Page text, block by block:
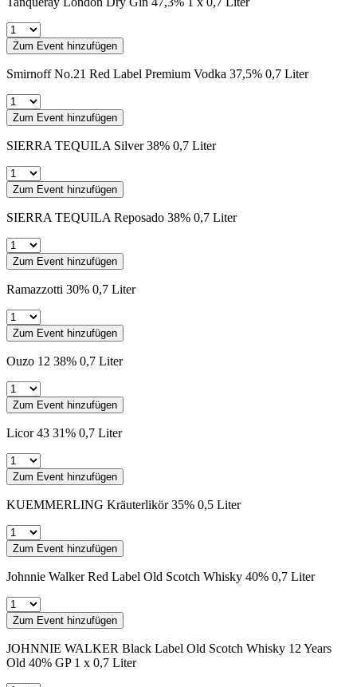
Zum Event hinzufügen
Smirnoff No.21 Red Label Premium Vodka 37,5% 0,7 Liter
Zum Event hinzufügen
SIERRA TEQUILA Silver 38% 0,7 Liter
Zum Event hinzufügen
SIERRA TEQUILA Reposado 38% 0,7 Liter
Zum Event hinzufügen
Ramazzotti 30% 0,7 Liter
Zum Event hinzufügen
Ouzo 12 38% 0,7 Liter
Zum Event hinzufügen
Licor 43 31% 0,7 Liter
Zum Event hinzufügen
KUEMMERLING Kräuterlikör 35% 0,5 Liter
Zum Event hinzufügen
Johnnie Walker Red Label Old Scotch Whisky 40% 0,7 Liter
Zum Event hinzufügen
JOHNNIE WALKER Black Label Old Scotch Whisky 12 Years
Old 40% GP 1 x 0,7 Liter